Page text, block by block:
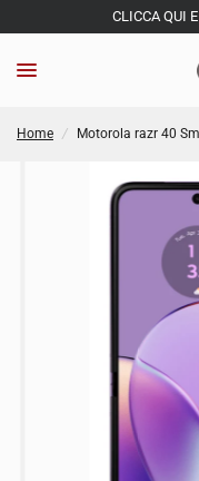
CLICCA QUI
Home / Motorola razr 40